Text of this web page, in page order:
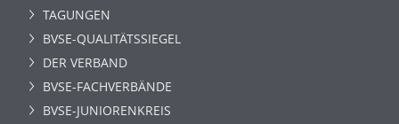
TAGUNGEN
BVSE-QUALITÄTSSIEGEL
DER VERBAND
BVSE-FACHVERBÄNDE
BVSE-JUNIORENKREIS